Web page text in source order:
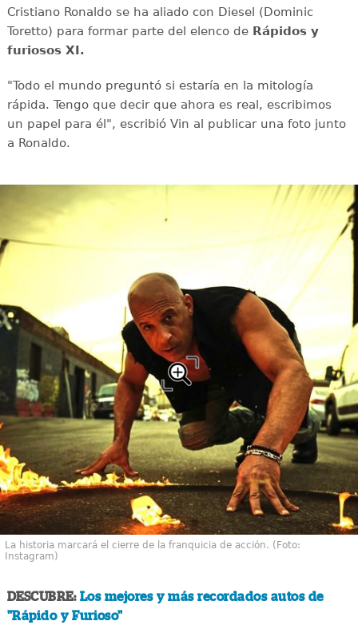
Cristiano Ronaldo se ha aliado con Diesel (Dominic
Toretto) para formar parte del elenco de Rápidos y
furiosos XI.
"Todo el mundo preguntó si estaría en la mitología
rápida. Tengo que decir que ahora es real, escribimos
un papel para él", escribió Vin al publicar una foto junto
a Ronaldo.
La historia marcará el cierre de la franquicia de acción. (Foto:
Instagram)
DESCUBRE: Los mejores y más recordados autos de
"Rápido y Furioso"